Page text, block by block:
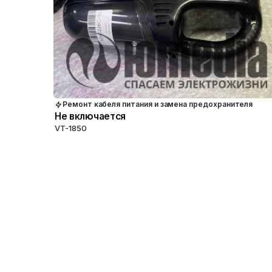
Ремонт кабеля питания и замена предохранителя
Не включается
VT-1850